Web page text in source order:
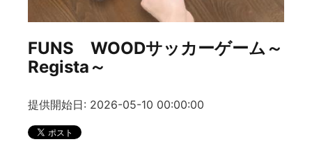
FUNS WOODサッカーゲーム～
Regista～
提供開始日: 2026-05-10 00:00:00